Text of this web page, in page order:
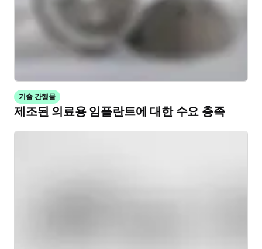
기술 간행물
제조된 의료용 임플란트에 대한 수요 충족